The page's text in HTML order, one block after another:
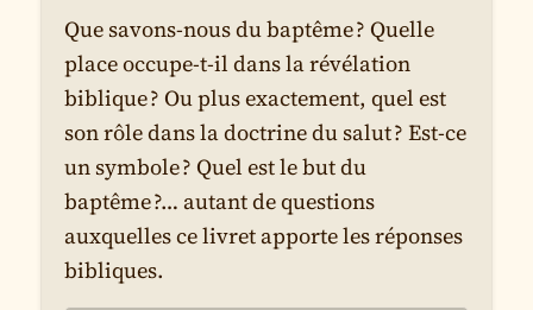
Que savons-nous du baptême ? Quelle
place occupe-t-il dans la révélation
biblique ? Ou plus exactement, quel est
son rôle dans la doctrine du salut ? Est-ce
un symbole ? Quel est le but du
baptême ?… autant de questions
auxquelles ce livret apporte les réponses
bibliques.